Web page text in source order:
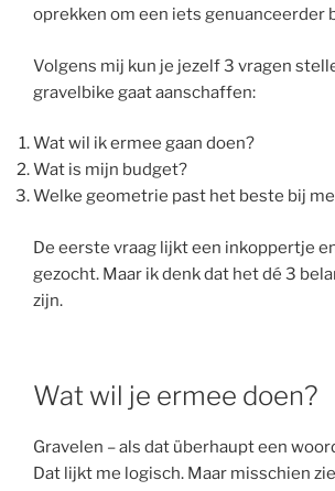
oprekken om een iets genuanceerder
Volgens mij kun je jezelf 3 vragen
gravelbike gaat aanschaffen:
Wat wil ik ermee gaan doen?
Wat is mijn budget?
Welke geometrie past het beste bij
De eerste vraag lijkt een inkoppertje
gezocht. Maar ik denk dat het dé 3
zijn.
Wat wil je ermee doen?
Gravelen – als dat überhaupt een
Dat lijkt me logisch. Maar misschien